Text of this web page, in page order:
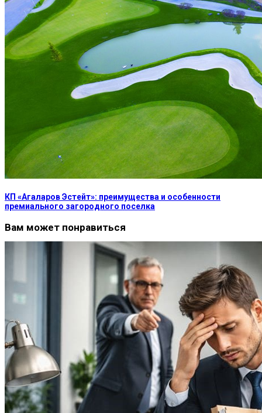
КП «Агаларов Эстейт»: преимущества и особенности
премиального загородного поселка
Вам может понравиться